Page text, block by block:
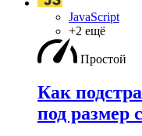
JavaScript
+2 ещё
Простой
Как
под размер